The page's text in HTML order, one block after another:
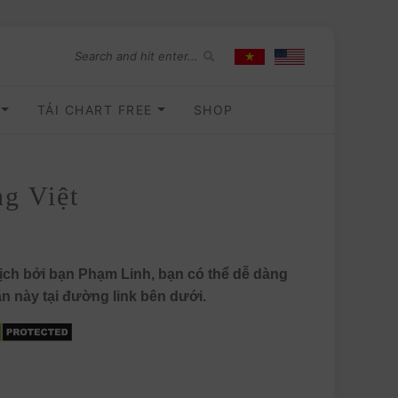
TẢI CHART FREE SHOP
Việt
bởi bạn Phạm Linh, bạn có thể dễ dàng
này tại đường link bên dưới.